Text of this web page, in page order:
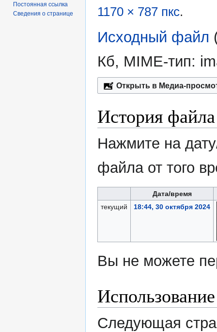
1170 × 787 пкс.
Исходный файл
Кб, MIME-тип:
Открыть в Медиа-
История файла
Нажмите на
файла от того
Дата/время
текущий
18:44, 30 октября 2024
Вы не можете
Следующая
Постоянная ссылка
Сведения о странице